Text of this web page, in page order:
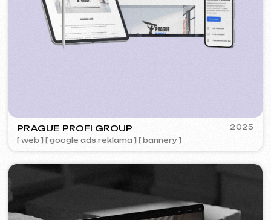
5YTCVETOK
[ smm management ] [ web ] [ design ] [ seo ]
2024